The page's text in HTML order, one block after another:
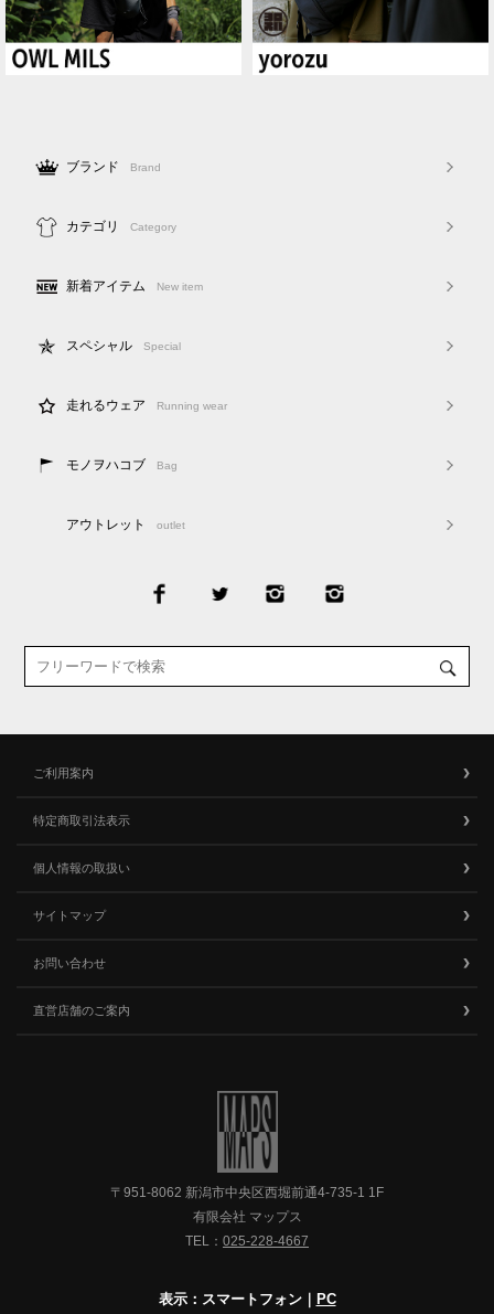
ブランド Brand
カテゴリ Category
新着アイテム New item
スペシャル Special
走れるウェア Running wear
モノヲハコブ Bag
アウトレット outlet
ご利用案内
特定商取引法表示
個人情報の取扱い
サイトマップ
お問い合わせ
直営店舗のご案内
〒951-8062 新潟市中央区西堀前通4-735-1 1F
有限会社 マップス
TEL： 025-228-4667
表示：スマートフォン｜ PC